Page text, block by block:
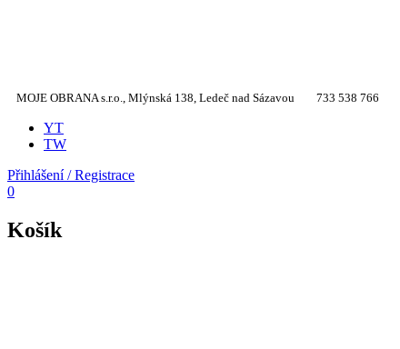
MOJE OBRANA s.r.o., Mlýnská 138, Ledeč nad Sázavou 733 538 766
YT
TW
Přihlášení / Registrace
0
Košík